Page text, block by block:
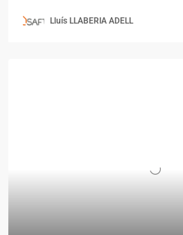
Lluís LLABERIA ADELL